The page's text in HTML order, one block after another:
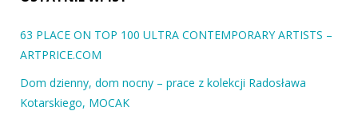
63 PLACE ON TOP 100 ULTRA CONTEMPORARY ARTISTS –
ARTPRICE.COM
Dom dzienny, dom nocny – prace z kolekcji Radosława
Kotarskiego, MOCAK